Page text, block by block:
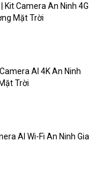
RJ45, sau đó nguồn
Phần cứng chống
Kit Camera An Ninh 4G
Mặt Trời
AI 4K An Ninh
Trời
AI Wi-Fi An Ninh Gia